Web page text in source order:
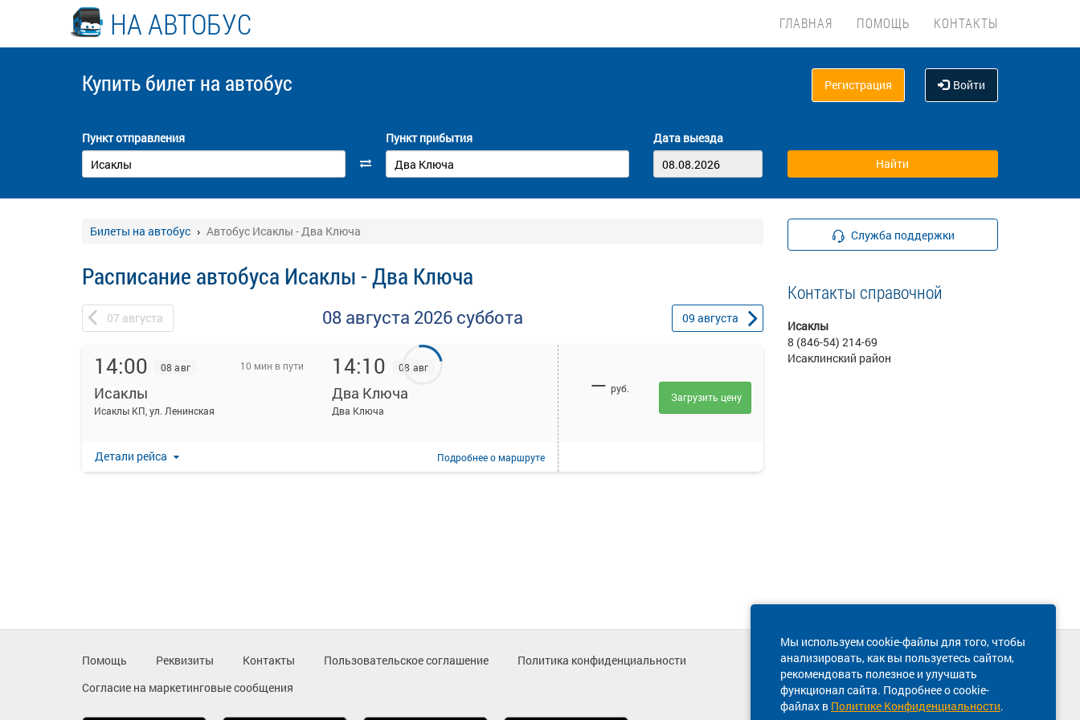
НА АВТОБУС ГЛАВНАЯ ПОМОЩЬ КОНТАКТЫ
Купить билет на автобус Регистрация Войти
Пункт отправления Пункт прибытия Дата выезда
Билеты на автобус Автобус Исаклы - Два Ключа
Расписание автобуса Исаклы - Два Ключа
07 августа 08 августа 2026 суббота 09 августа
14:00 08 авг 10 мин в пути
Исаклы
Исаклы КП, ул. Ленинская
14:10 08 авг
Два Ключа
Два Ключа
Детали рейса Подробнеео маршруте
— руб.
Загрузить цену
Служба поддержки
Контакты справочной
Исаклы
8 (846-54) 214-69
Исаклинский район
Мы используем cookie-файлы для того, чтобы
анализировать, как вы пользуетесь сайтом,
рекомендовать полезное и улучшать
функционал сайта. Подробнее о cookie-
файлах в Политике Конфиденциальности.
Помощь Реквизиты Контакты Пользовательское соглашение
Политика конфиденциальности
Согласие на маркетинговые сообщения
Техническая поддержка сайта
8 800 600-03-38